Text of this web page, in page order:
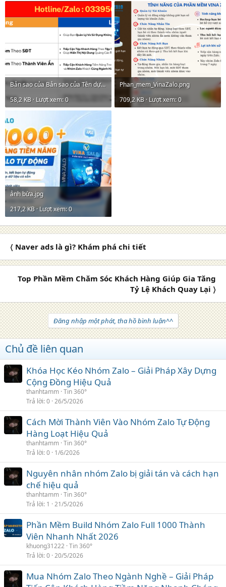
Bản sao của Bản sao của Tên dự án Thêm vào đây Thời gian NNTH – NNTH (1).png
58,2 KB · Lượt xem: 0
Phan_mem_VinaZalo.png
709,2 KB · Lượt xem: 0
ảnh bừa.jpg
217,2 KB · Lượt xem: 0
〈 Naver ads là gì? Khám phá chi tiết
Top Phần Mềm Chăm Sóc Khách Hàng Giúp Gia Tăng
Tỷ Lệ Khách Quay Lại 〉
Đăng nhập một phát, tha hồ bình luận^^
Chủ đề liên quan
Khóa Học Kéo Nhóm Zalo – Giải Pháp Xây Dựng
Cộng Đồng Hiệu Quả
thanhtamm Tin 360°
Trả lời 0 26/5/2026
Cách Mời Thành Viên Vào Nhóm Zalo Tự Động
Hàng Loạt Hiệu Quả
thanhtamm Tin 360°
Trả lời 0 1/6/2026
Nguyên nhân nhóm Zalo bị giải tán và cách hạn
chế hiệu quả
thanhtamm Tin 360°
Trả lời 1 21/5/2026
Phần Mềm Build Nhóm Zalo Full 1000 Thành
Viên Nhanh Nhất 2026
khuong31222 Tin 360°
Trả lời 0 20/5/2026
Mua Nhóm Zalo Theo Ngành Nghề – Giải Pháp